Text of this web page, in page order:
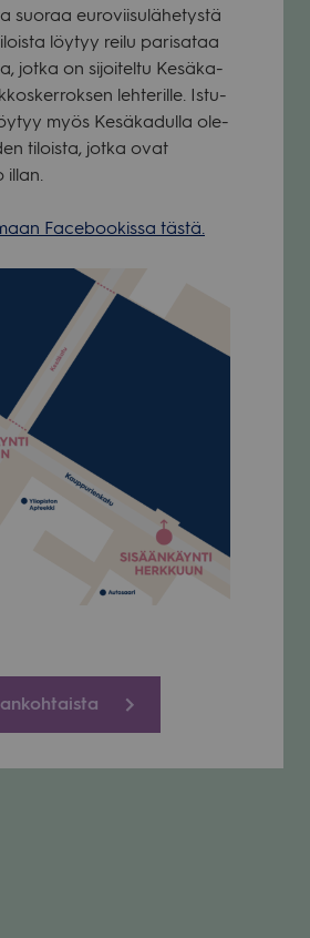
suo­raa euro­vii­su­lä­he­tystä
löy­tyy reilu pari­sa­taa
jotka on sijoi­teltu Kesä­ka­
leh­te­rille. Istu­
myös Kesä­ka­dulla ole­
tiloista, jotka ovat
illan.
Face­boo­kissa tästä.